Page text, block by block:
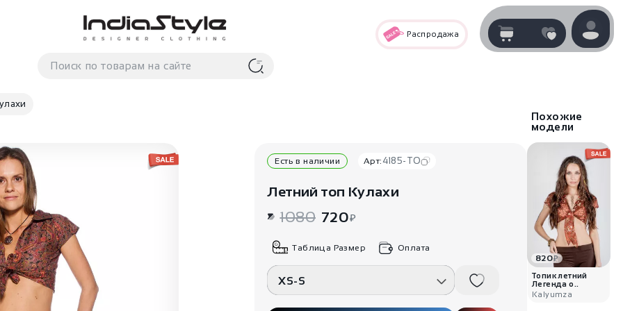
Распродажа
Корзина покупок пуста..
Есть в наличии Арт:4185-TO
Летний топ Кулахи
1080 720₽
Таблица Размер Оплата
XS-S
Похожие
модели
820₽
Топик летний
Легенда о..
Kalyumza